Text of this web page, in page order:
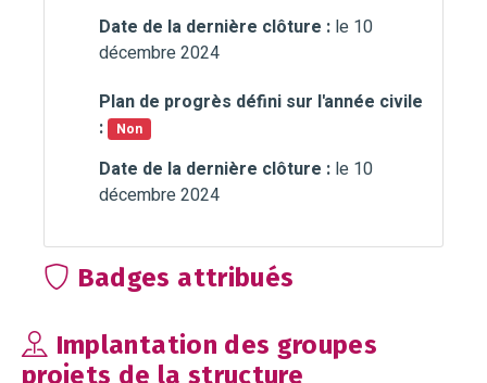
Date de la dernière clôture : le 10
décembre 2024
Plan de progrès défini sur l'année civile
:
Non
Date de la dernière clôture : le 10
décembre 2024
Badges attribués
Implantation des groupes
projets de la structure